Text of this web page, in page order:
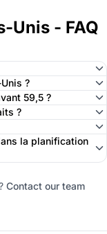
Unis - FAQ
?
59,5 ?
?
la planification
Contact our team